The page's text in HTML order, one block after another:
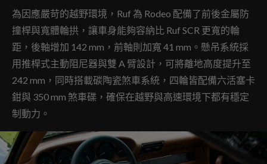
為因應嚴苛的越野環境，Ruf 為 Rodeo 配備了前後金屬防
撞桿與寬體輪拱，讓車身能夠容納比 Ruf SCR 更寬的輪
距，後軸增加 142 mm，前軸則加寬 41 mm。懸吊系統採
用推桿式主動阻尼器與雙 A 臂設計，可將離地高度提升至
242 mm，同時搭載碳陶瓷煞車系統，四輪皆配備六活塞卡
鉗與 350 mm 煞車碟，確保在越野與高速環境下都有穩定
制動力。